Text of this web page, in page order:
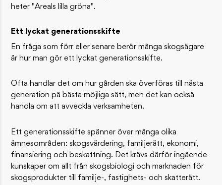
heter "Areals lilla gröna".
Ett lyckat generationsskifte
En fråga som förr eller senare berör många skogsägare
är hur man gör ett lyckat generationsskifte.
Ofta handlar det om hur gården ska överföras till nästa
generation på bästa möjliga sätt, men det kan också
handla om att avveckla verksamheten.
Ett generationsskifte spänner över många olika
ämnesområden: skogsvärdering, familjerätt, ekonomi,
finansiering och beskattning. Det krävs därför ingående
kunskaper om allt från skogsbiologi och marknaden för
skogsprodukter till familje-, fastighets- och skatterätt.